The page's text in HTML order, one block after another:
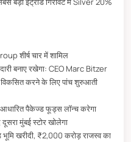
शीर्ष चार में शामिल
बनाए रखेगा: CEO Marc Bitzer
करने के लिए पांच शुरुआती
पैकेज्ड फूड्स लॉन्च करेगा
मुंबई स्टोर खोलेगा
खरीदी, ₹2,000 करोड़ राजस्व का